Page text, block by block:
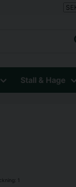
Stall & Hage
1